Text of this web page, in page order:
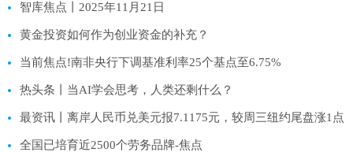
智库焦点丨2025年11月21日
黄金投资如何作为创业资金的补充？
当前焦点!南非央行下调基准利率25个基点至6.75%
热头条丨当AI学会思考，人类还剩什么？
最资讯丨离岸人民币兑美元报7.1175元，较周三纽约尾盘涨1点
全国已培育近2500个劳务品牌-焦点